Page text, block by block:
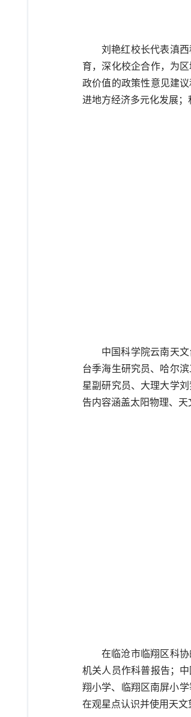
刘艳红校长代表滇
育，深化校企合作，为
政价值的政策性意见建
进地方经济多元化发展；
中国科学院云南天
台季海生研究员、哈尔
星副研究员、大理大学
告内容涵盖太阳物理、天
在临沧市临翔区科
机关人员作科普报告；
翔小学、临翔区南屏小
在观星点认识并使用天文